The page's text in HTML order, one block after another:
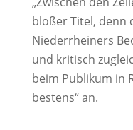
bloßer Titel, denn
Niederrheiners
und kritisch
beim Publikum in
bestens“ an.